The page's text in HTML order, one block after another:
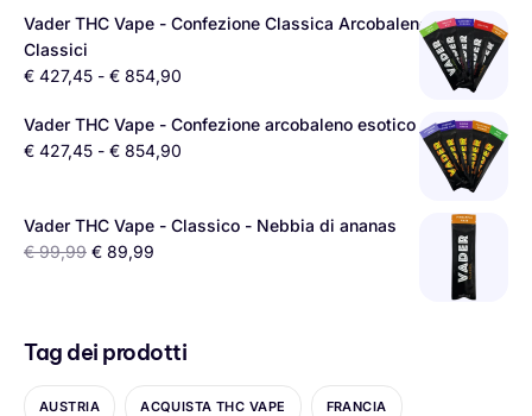
Vader THC Vape - Confezione Classica Arcobaleno -
Classici
€ 427,45 - € 854,90
Vader THC Vape - Confezione arcobaleno esotico - Exotics
€ 427,45 - € 854,90
Vader THC Vape - Classico - Nebbia di ananas
€99,99 € 89,99
Tag dei prodotti
AUSTRIA ACQUISTA THC VAPE FRANCIA